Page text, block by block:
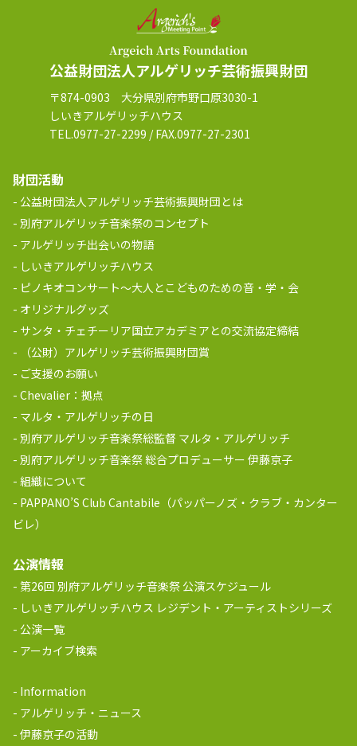
公益財団法人アルゲリッチ芸術振興財団
〒874-0903 大分県別府市野口原3030-1
しいきアルゲリッチハウス
TEL.0977-27-2299 / FAX.0977-27-2301
財団活動
公益財団法人アルゲリッチ芸術振興財団とは
別府アルゲリッチ音楽祭のコンセプト
アルゲリッチ出会いの物語
しいきアルゲリッチハウス
ピノキオコンサート～大人とこどものための音・学・会
オリジナルグッズ
サンタ・チェチーリア国立アカデミアとの交流協定締結
（公財）アルゲリッチ芸術振興財団賞
ご支援のお願い
Chevalier：拠点
マルタ・アルゲリッチの日
別府アルゲリッチ音楽祭総監督 マルタ・アルゲリッチ
別府アルゲリッチ音楽祭 総合プロデューサー 伊藤京子
組織について
PAPPANO’S Club Cantabile（パッパーノズ・クラブ・カンター
ビレ）
公演情報
第26回 別府アルゲリッチ音楽祭 公演スケジュール
しいきアルゲリッチハウス レジデント・アーティストシリーズ
公演一覧
アーカイブ検索
Information
アルゲリッチ・ニュース
伊藤京子の活動